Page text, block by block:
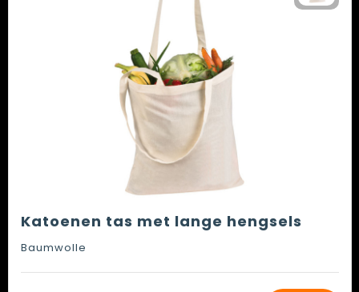
Katoenen tas met lange hengsels
Baumwolle